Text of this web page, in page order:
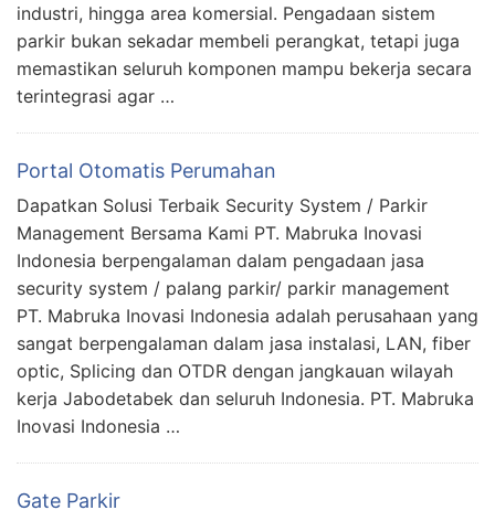
industri, hingga area komersial. Pengadaan sistem
parkir bukan sekadar membeli perangkat, tetapi juga
memastikan seluruh komponen mampu bekerja secara
terintegrasi agar …
Portal Otomatis Perumahan
Dapatkan Solusi Terbaik Security System / Parkir
Management Bersama Kami PT. Mabruka Inovasi
Indonesia berpengalaman dalam pengadaan jasa
security system / palang parkir/ parkir management
PT. Mabruka Inovasi Indonesia adalah perusahaan yang
sangat berpengalaman dalam jasa instalasi, LAN, fiber
optic, Splicing dan OTDR dengan jangkauan wilayah
kerja Jabodetabek dan seluruh Indonesia. PT. Mabruka
Inovasi Indonesia …
Gate Parkir